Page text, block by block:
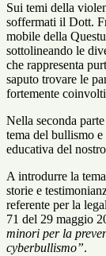
Sui temi della
soffermati il Dott.
mobile della
sottolineando le
che rappresenta
saputo trovare le
fortemente
Nella seconda
tema del bullismo
educativa del
A introdurre la
storie e
referente per la
71 del 29 maggio
minori per la
cyberbullismo”.